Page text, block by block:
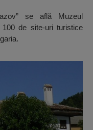
se află Muzeul
de site-uri turistice